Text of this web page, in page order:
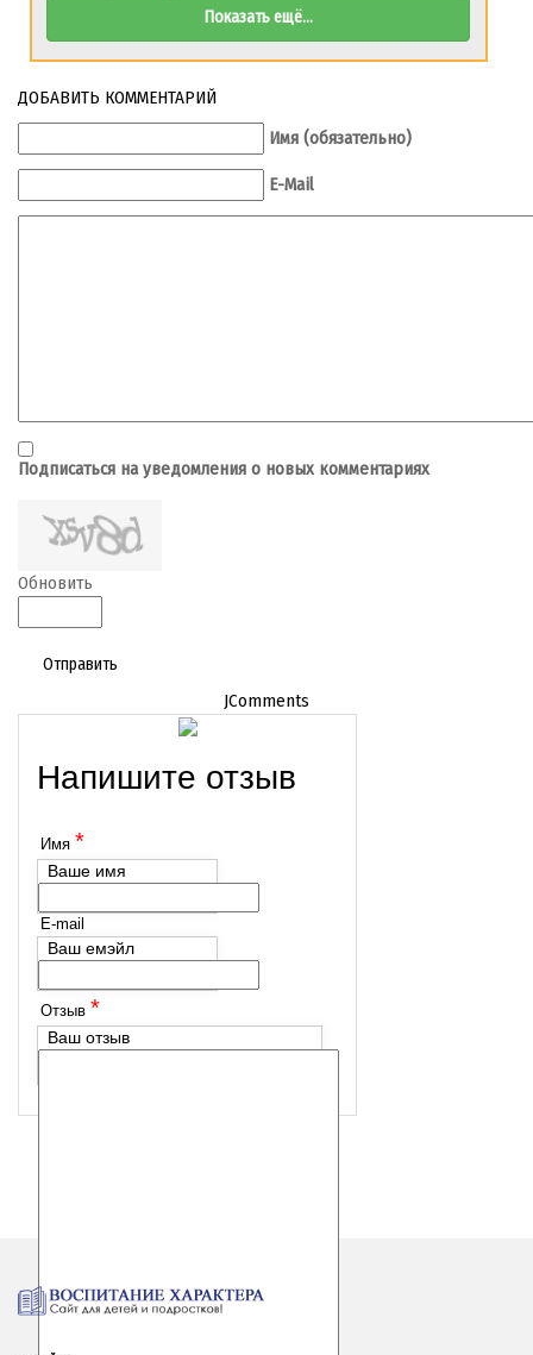
Показать ещё...
ДОБАВИТЬ КОММЕНТАРИЙ
Имя (обязательно)
E-Mail
Подписаться на уведомления о новых комментариях
Обновить
Отправить
JComments
Напишите отзыв
Имя *
Ваше имя
E-mail
Ваш емэйл
Отзыв *
Ваш отзыв